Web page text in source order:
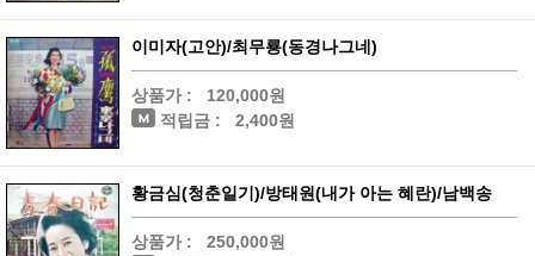
이미자(고안)/최무룡(동경나그네)
상품가 :
120,000원
적립금 :
2,400원
황금심(청춘일기)/방태원(내가 아는 혜란)/남백송
상품가 :
250,000원